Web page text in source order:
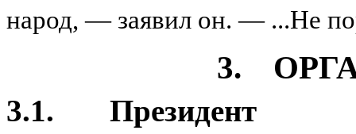
народ, — заявил он. — ...Не
3.
3.1. Президент